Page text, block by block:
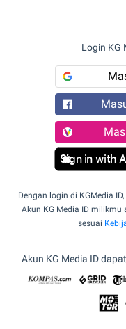
Login KG
Sign in with
Dengan login di KGMedia
Akun KG Media ID
sesuai
Akun KG Media ID